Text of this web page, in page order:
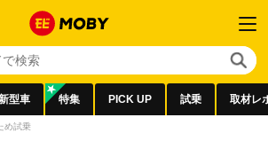
型車 特集 PICK UP 試乗 取材レ
め試乗